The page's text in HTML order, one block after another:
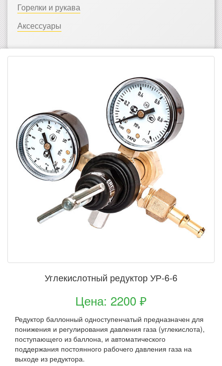
Горелки и рукава
Аксессуары
Углекислотный редуктор УР-6-6
Цена: 2200 ₽
Редуктор баллонный одноступенчатый предназначен для
понижения и регулирования давления газа (углекислота),
поступающего из баллона, и автоматического
поддержания постоянного рабочего давления газа на
выходе из редуктора.